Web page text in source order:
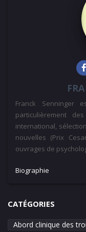
Franck Senninger
particulièrement
international,
nouvelles (Prix
ouvrages de
Biographie
CATÉGORIES
Abord clinique des